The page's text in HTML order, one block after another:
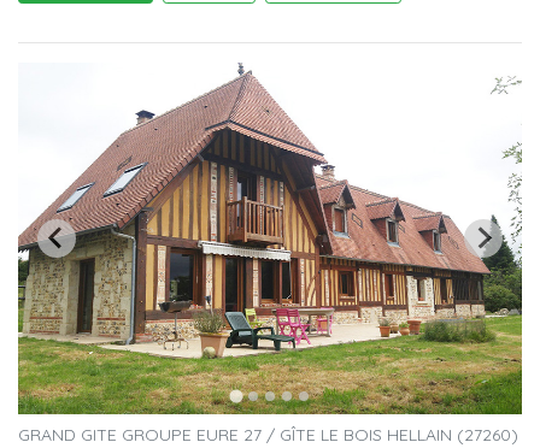
GRAND GITE GROUPE EURE 27 / GÎTE LE BOIS HELLAIN (27260)